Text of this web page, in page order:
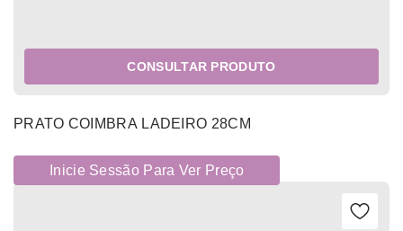
CONSULTAR PRODUTO
PRATO COIMBRA LADEIRO 28CM
Inicie Sessão Para Ver Preço